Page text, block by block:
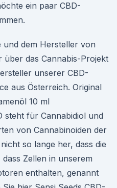
ein paar CBD-
dem Hersteller von
über das Cannabis-Projekt
unserer CBD-
aus Österreich. Original
10 ml
steht für Cannabidiol und
von Cannabinoiden der
so lange her, dass die
Zellen in unserem
enthalten, genannt